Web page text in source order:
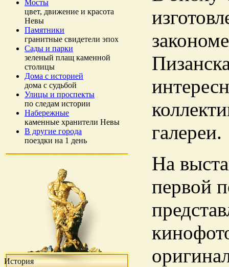
Мосты
цвет, движение и красота
Невы
Памятники
гранитные свидетели эпох
Сады и парки
зеленый плащ каменной
столицы
Дома с историей
дома с судьбой
Улицы и проспекты
по следам истории
Набережные
каменные хранители Невы
В другие города
поездки на 1 день
История
галереи.
На
первой